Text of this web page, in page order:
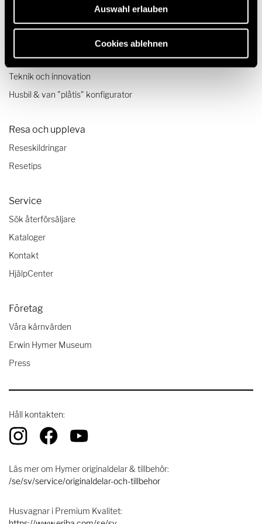
Auswahl erlauben
Cookies ablehnen
Husbilar
Mercedes-husbilar från HYMER
Campervans
Teknik och innovation
Husbil & van "plåtis" konfigurator
Resa och uppleva
Reseskildringar
Resetips
Service
Sök återförsäljare
Kataloger
Kontakt
HjälpCenter
Företag
Våra kärnvärden
Erwin Hymer Museum
Press
Håll kontakten:
Läs mer om Hymer originaldelar & tillbehör:
/se/sv/service/originaldelar-och-tillbehor
Husvagnar i Premium Kvalitet: